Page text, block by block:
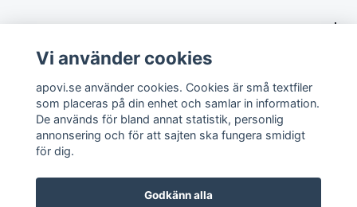
Om Apovi
Sociala medier
Vi använder cookies
apovi.se använder cookies. Cookies är små textfiler
som placeras på din enhet och samlar in information.
De används för bland annat statistik, personlig
annonsering och för att sajten ska fungera smidigt
för dig.
Godkänn alla